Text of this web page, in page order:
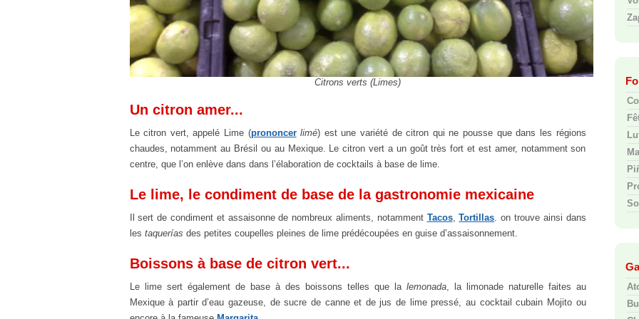
Citrons verts (Limes)
Un citron amer...
Le citron vert, appelé Lime (prononcer limé) est une variété de citron qui ne pousse que dans les régions
chaudes, notamment au Brésil ou au Mexique. Le citron vert a un goût très fort et est amer, notamment son
centre, que l’on enlève dans dans l’élaboration de cocktails à base de lime.
Le lime, le condiment de base de la gastronomie mexicaine
Il sert de condiment et assaisonne de nombreux aliments, notamment Tacos,Tortillas . on trouve ainsi dans
les taquerías des petites coupelles pleines de lime prédécoupées en guise d’assaisonnement.
Boissons à base de citron vert...
Le lime sert également de base à des boissons telles que la lemonada, la limonade naturelle faites au
Mexique à partir d’eau gazeuse, de sucre de canne et de jus de lime pressé, au cocktail cubain Mojito ou